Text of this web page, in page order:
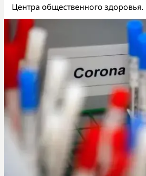
Центра общественного здоровья.